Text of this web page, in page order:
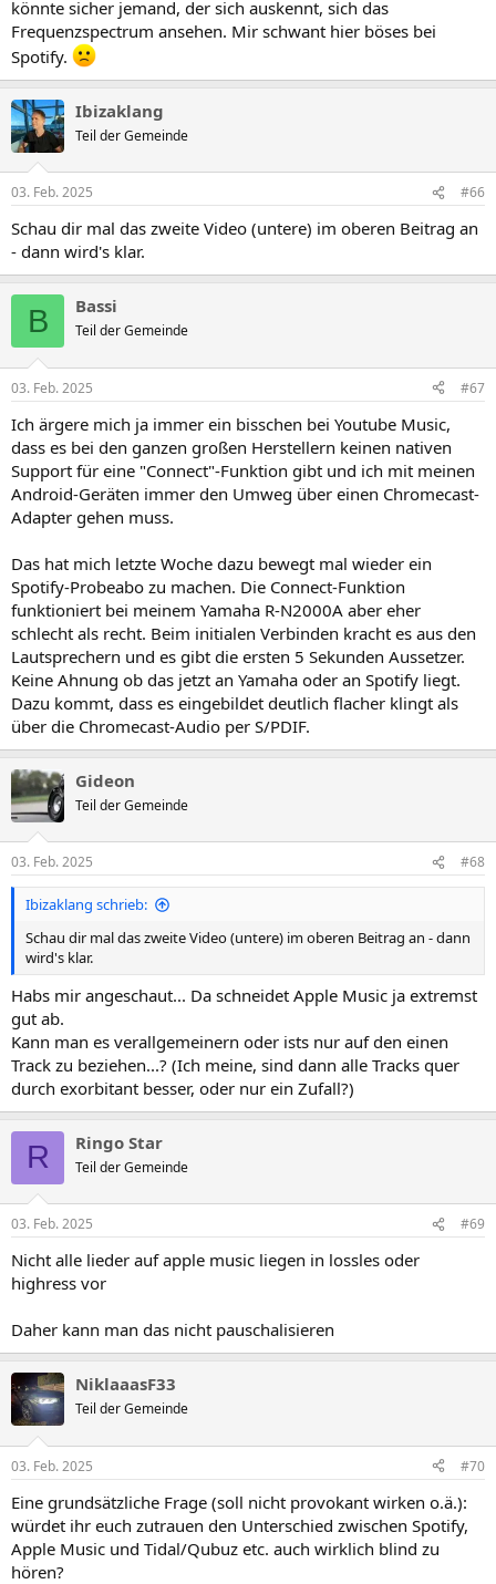
könnte sicher jemand, der sich auskennt, sich das
Frequenzspectrum ansehen. Mir schwant hier böses bei
Spotify.
Ibizaklang
Teil der Gemeinde
03. Feb. 2025 #66
Schau dir mal das zweite Video (untere) im oberen Beitrag an
- dann wird's klar.
B Bassi
Teil der Gemeinde
03. Feb. 2025 #67
Ich ärgere mich ja immer ein bisschen bei Youtube Music,
dass es bei den ganzen großen Herstellern keinen nativen
Support für eine "Connect"-Funktion gibt und ich mit meinen
Android-Geräten immer den Umweg über einen Chromecast-
Adapter gehen muss.
Das hat mich letzte Woche dazu bewegt mal wieder ein
Spotify-Probeabo zu machen. Die Connect-Funktion
funktioniert bei meinem Yamaha R-N2000A aber eher
schlecht als recht. Beim initialen Verbinden kracht es aus den
Lautsprechern und es gibt die ersten 5 Sekunden Aussetzer.
Keine Ahnung ob das jetzt an Yamaha oder an Spotify liegt.
Dazu kommt, dass es eingebildet deutlich flacher klingt als
über die Chromecast-Audio per S/PDIF.
Gideon
Teil der Gemeinde
03. Feb. 2025 #68
Ibizaklang schrieb:
Schau dir mal das zweite Video (untere) im oberen Beitrag an - dann
wird's klar.
Habs mir angeschaut... Da schneidet Apple Music ja extremst
gut ab.
Kann man es verallgemeinern oder ists nur auf den einen
Track zu beziehen...? (Ich meine, sind dann alle Tracks quer
durch exorbitant besser, oder nur ein Zufall?)
R Ringo Star
Teil der Gemeinde
03. Feb. 2025 #69
Nicht alle lieder auf apple music liegen in lossles oder
highress vor
Daher kann man das nicht pauschalisieren
NiklaaasF33
Teil der Gemeinde
03. Feb. 2025 #70
Eine grundsätzliche Frage (soll nicht provokant wirken o.ä.):
würdet ihr euch zutrauen den Unterschied zwischen Spotify,
Apple Music und Tidal/Qubuz etc. auch wirklich blind zu
hören?